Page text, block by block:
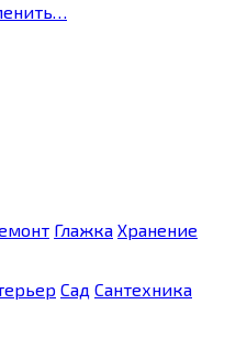
Глажка Хранение
Сад Сантехника